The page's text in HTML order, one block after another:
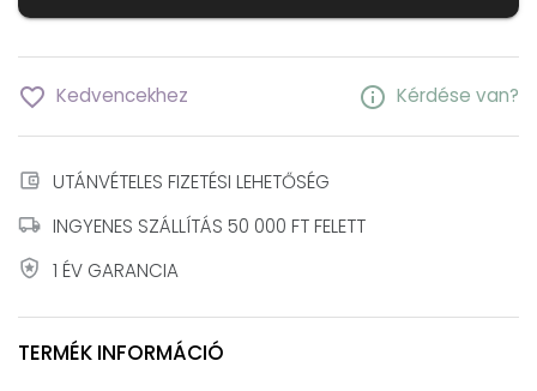
favorite_border Kedvencekhez info Kérdése van?
account_balance_wallet UTÁNVÉTELES FIZETÉSI LEHETŐSÉG
local_shipping INGYENES SZÁLLÍTÁS 50 000 FT FELETT
local_police 1 ÉV GARANCIA
TERMÉK INFORMÁCIÓ